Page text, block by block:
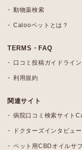
動物薬検索
Calooペットとは？
TERMS・FAQ
口コミ投稿ガイドライン
利用規約
関連サイト
病院口コミ検索サイト
ドクターズインタビュ
ペット用CBDオイルサ